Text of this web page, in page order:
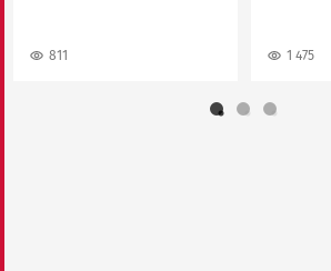
811 1 475